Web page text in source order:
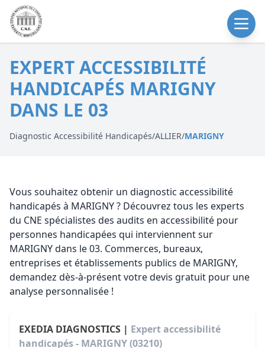
EXPERT ACCESSIBILITÉ
HANDICAPÉS MARIGNY
DANS LE 03
Diagnostic Accessibilité Handicapés/ALLIER/MARIGNY
Vous souhaitez obtenir un diagnostic accessibilité
handicapés à MARIGNY ? Découvrez tous les experts
du CNE spécialistes des audits en accessibilité pour
personnes handicapées qui interviennent sur
MARIGNY dans le 03. Commerces, bureaux,
entreprises et établissements publics de MARIGNY,
demandez dès-à-présent votre devis gratuit pour une
analyse personnalisée !
EXEDIA DIAGNOSTICS | Expert accessibilité
handicapés - MARIGNY (03210)